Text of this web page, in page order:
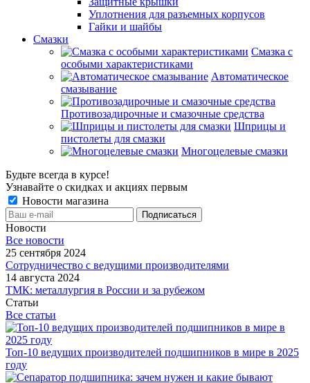
Уплотнения для разъемных корпусов
Гайки и шайбы
Смазки
Смазка с
особыми характеристиками
Автоматическое
смазывание
Противозадирочные и смазочные средства
Шприцы и
пистолеты для смазки
Многоцелевые смазки
Будьте всегда в курсе!
Узнавайте о скидках и акциях первым
Новости магазина
Новости
Все новости
25 сентября 2024
Сотрудничество с ведущими производителями
14 августа 2024
ТМК: металлургия в России и за рубежом
Статьи
Все статьи
Топ-10 ведущих производителей подшипников в мире в 2025
году